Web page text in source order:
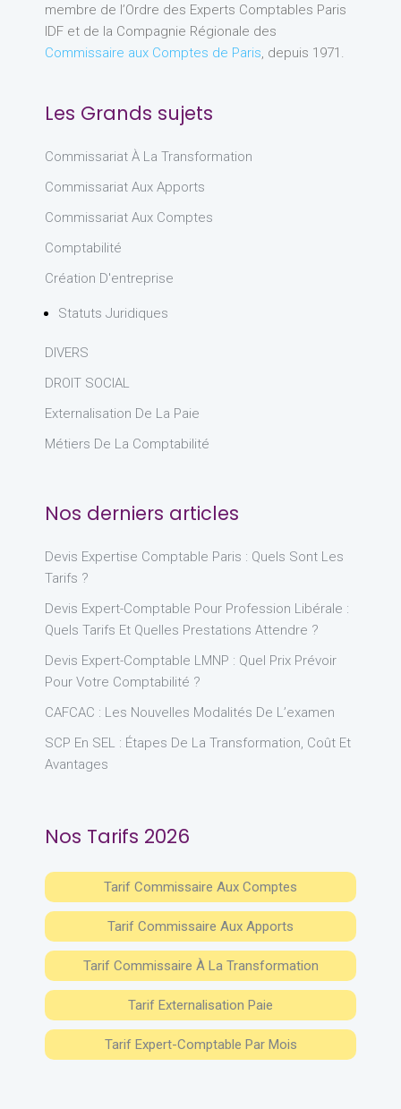
membre de l’Ordre des Experts Comptables Paris
IDF et de la Compagnie Régionale des
Commissaire aux Comptes de Paris, depuis 1971.
Les Grands sujets
Commissariat À La Transformation
Commissariat Aux Apports
Commissariat Aux Comptes
Comptabilité
Création D'entreprise
Statuts Juridiques
DIVERS
DROIT SOCIAL
Externalisation De La Paie
Métiers De La Comptabilité
Nos derniers articles
Devis Expertise Comptable Paris : Quels Sont Les
Tarifs ?
Devis Expert-Comptable Pour Profession Libérale :
Quels Tarifs Et Quelles Prestations Attendre ?
Devis Expert-Comptable LMNP : Quel Prix Prévoir
Pour Votre Comptabilité ?
CAFCAC : Les Nouvelles Modalités De L’examen
SCP En SEL : Étapes De La Transformation, Coût Et
Avantages
Nos Tarifs 2026
Tarif Commissaire Aux Comptes
Tarif Commissaire Aux Apports
Tarif Commissaire À La Transformation
Tarif Externalisation Paie
Tarif Expert-Comptable Par Mois